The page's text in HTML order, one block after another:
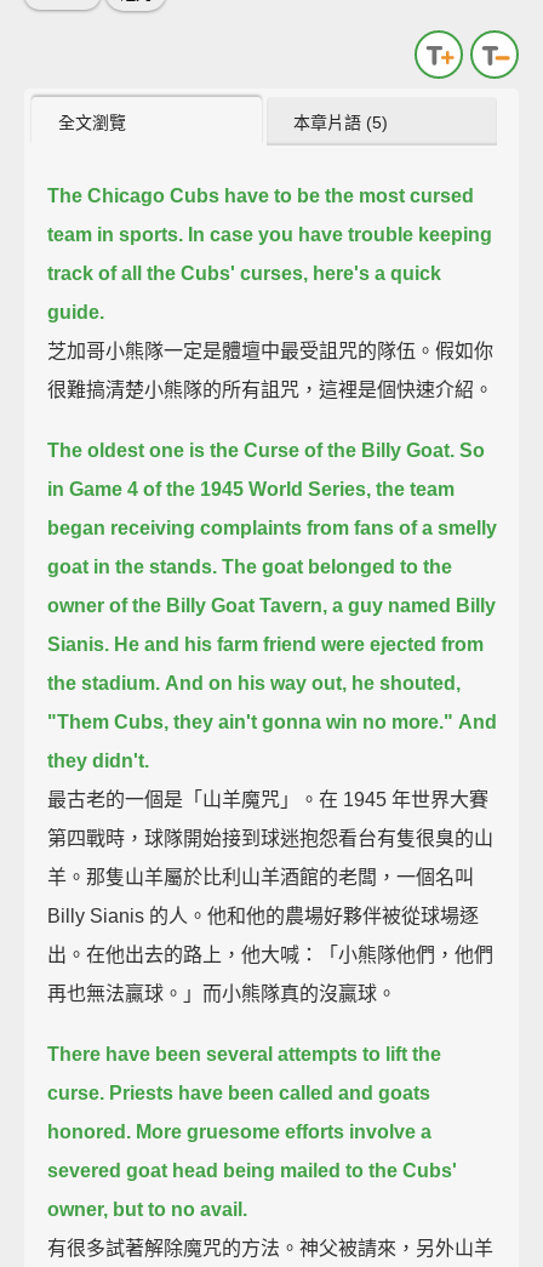
全文瀏覽 本章片語 (5)
The Chicago Cubs have to be the most cursed
team in sports. In case you have trouble keeping
track of all the Cubs' curses, here's a quick
guide.
芝加哥小熊隊一定是體壇中最受詛咒的隊伍。假如你
很難搞清楚小熊隊的所有詛咒，這裡是個快速介紹。
The oldest one is the Curse of the Billy Goat. So
in Game 4 of the 1945 World Series, the team
began receiving complaints from fans of a smelly
goat in the stands. The goat belonged to the
owner of the Billy Goat Tavern, a guy named Billy
Sianis. He and his farm friend were ejected from
the stadium. And on his way out, he shouted,
"Them Cubs, they ain't gonna win no more." And
they didn't.
最古老的一個是「山羊魔咒」。在 1945 年世界大賽
第四戰時，球隊開始接到球迷抱怨看台有隻很臭的山
羊。那隻山羊屬於比利山羊酒館的老闆，一個名叫
Billy Sianis 的人。他和他的農場好夥伴被從球場逐
出。在他出去的路上，他大喊：「小熊隊他們，他們
再也無法贏球。」而小熊隊真的沒贏球。
There have been several attempts to lift the
curse. Priests have been called and goats
honored. More gruesome efforts involve a
severed goat head being mailed to the Cubs'
owner, but to no avail.
有很多試著解除魔咒的方法。神父被請來，另外山羊